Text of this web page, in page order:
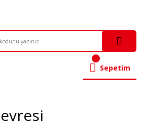
Sepetim